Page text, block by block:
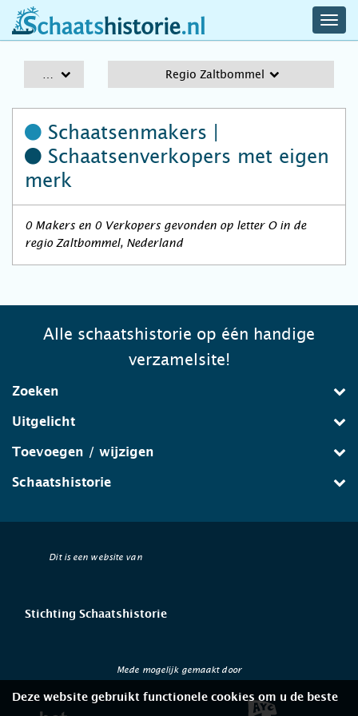
schaatshistorie.nl
Regio Zaltbommel
Schaatsenmakers |
Schaatsenverkopers met eigen
merk
0 Makers en 0 Verkopers gevonden op letter O in de
regio Zaltbommel, Nederland
Alle schaatshistorie op één handige
verzamelsite!
Zoeken
Uitgelicht
Toevoegen / wijzigen
Schaatshistorie
Dit is een website van
Stichting Schaatshistorie
Mede mogelijk gemaakt door
Deze website gebruikt functionele cookies om u de beste